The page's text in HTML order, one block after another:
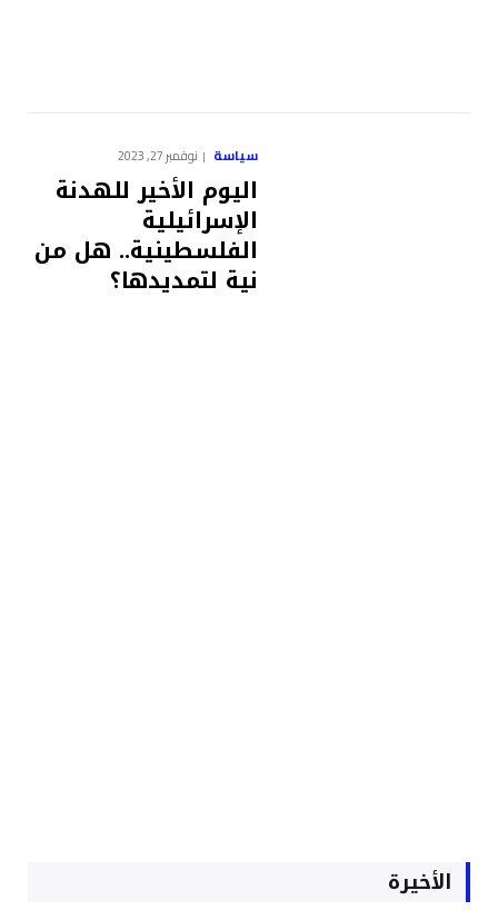
سياسة نوفمبر 27, 2023
اليوم الأخير للهدنة
الإسرائيلية
الفلسطينية.. هل من
نية لتمديدها؟
الأخيرة